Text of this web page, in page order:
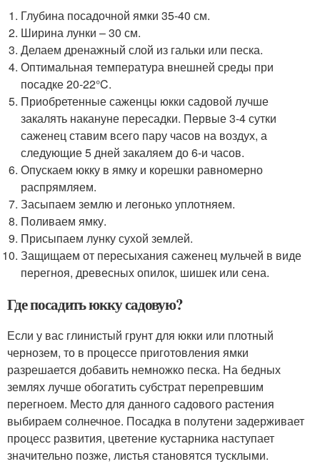
Глубина посадочной ямки 35-40 см.
Ширина лунки – 30 см.
Делаем дренажный слой из гальки или песка.
Оптимальная температура внешней среды при
посадке 20-22°C.
Приобретенные саженцы юкки садовой лучше
закалять накануне пересадки. Первые 3-4 сутки
саженец ставим всего пару часов на воздух, а
следующие 5 дней закаляем до 6-и часов.
Опускаем юкку в ямку и корешки равномерно
распрямляем.
Засыпаем землю и легонько уплотняем.
Поливаем ямку.
Присыпаем лунку сухой землей.
Защищаем от пересыхания саженец мульчей в виде
перегноя, древесных опилок, шишек или сена.
Где посадить юкку садовую?
Если у вас глинистый грунт для юкки или плотный
чернозем, то в процессе приготовления ямки
разрешается добавить немножко песка. На бедных
землях лучше обогатить субстрат перепревшим
перегноем. Место для данного садового растения
выбираем солнечное. Посадка в полутени задерживает
процесс развития, цветение кустарника наступает
значительно позже, листья становятся тусклыми.